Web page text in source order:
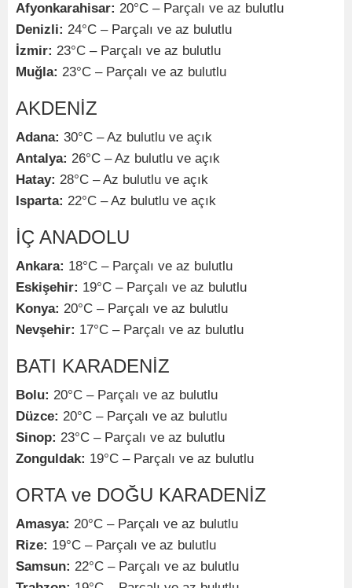
Afyonkarahisar: 20°C – Parçalı ve az bulutlu
Denizli: 24°C – Parçalı ve az bulutlu
İzmir: 23°C – Parçalı ve az bulutlu
Muğla: 23°C – Parçalı ve az bulutlu
AKDENİZ
Adana: 30°C – Az bulutlu ve açık
Antalya: 26°C – Az bulutlu ve açık
Hatay: 28°C – Az bulutlu ve açık
Isparta: 22°C – Az bulutlu ve açık
İÇ ANADOLU
Ankara: 18°C – Parçalı ve az bulutlu
Eskişehir: 19°C – Parçalı ve az bulutlu
Konya: 20°C – Parçalı ve az bulutlu
Nevşehir: 17°C – Parçalı ve az bulutlu
BATI KARADENİZ
Bolu: 20°C – Parçalı ve az bulutlu
Düzce: 20°C – Parçalı ve az bulutlu
Sinop: 23°C – Parçalı ve az bulutlu
Zonguldak: 19°C – Parçalı ve az bulutlu
ORTA ve DOĞU KARADENİZ
Amasya: 20°C – Parçalı ve az bulutlu
Rize: 19°C – Parçalı ve az bulutlu
Samsun: 22°C – Parçalı ve az bulutlu